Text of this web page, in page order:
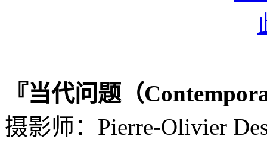
『当代问题（
摄影师：Pierre-Olivier